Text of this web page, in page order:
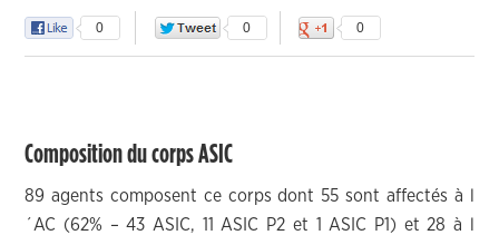
0 0 0
Composition du corps ASIC
89 agents composent ce corps dont 55 sont affectés à l
´AC (62% – 43 ASIC, 11 ASIC P2 et 1 ASIC P1) et 28 à l